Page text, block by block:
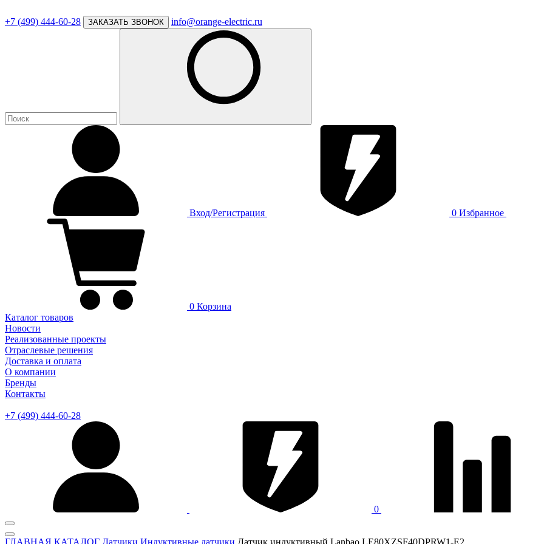
+7 (499) 444-60-28 ЗАКАЗАТЬ ЗВОНОК info@orange-electric.ru
Вход/Регистрация 0 Избранное
0 Корзина
Каталог товаров
Новости
Реализованные проекты
Отраслевые решения
Доставка и оплата
О компании
Бренды
Контакты
+7 (499) 444-60-28
0
ГЛАВНАЯ КАТАЛОГ Датчики Индуктивные датчики Датчик индуктивный Lanbao LE80XZSF40DPRW1-E2